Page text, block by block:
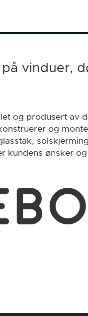
vinduer,
og produsert av
og
kundens ønsker